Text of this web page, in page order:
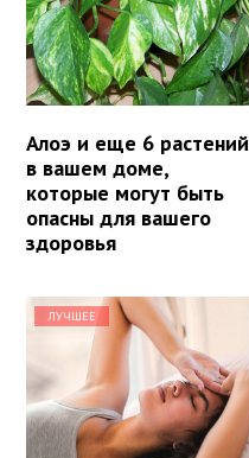
Алоэ и еще 6 растений
в вашем доме,
которые могут быть
опасны для вашего
здоровья
ЛУЧШЕЕ